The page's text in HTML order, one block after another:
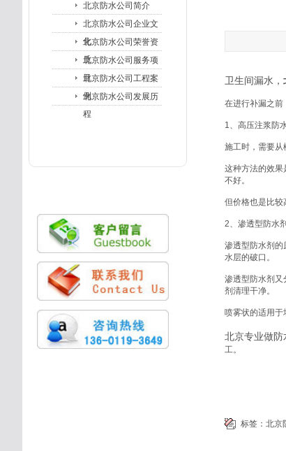
卫生间漏水，
在进行补漏之前
1、高压注浆防
施工时，需要从
这种方法的效果
不好。
但价格也是比较
2、渗透型防水
渗透型防水剂的
水层的破口。
渗透型防水剂又
剂清理干净。
喷雾状的适用于
北京专业做防
工。
标签： 北京
北京防水公司简介
北京防水公司企业文
化
北京防水公司荣誉资
质
北京防水公司服务项
目
北京防水公司工程案
例
北京防水公司发展历
程